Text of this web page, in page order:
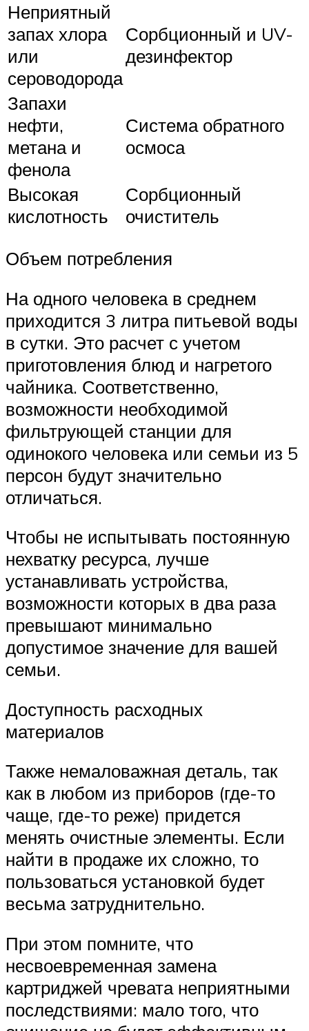
Неприятный
запах хлора
или
сероводорода
Сорбционный и UV-
дезинфектор
Запахи
нефти,
метана и
фенола
Система обратного
осмоса
Высокая
кислотность
Сорбционный
очиститель
Объем потребления
На одного человека в среднем
приходится 3 литра питьевой воды
в сутки. Это расчет с учетом
приготовления блюд и нагретого
чайника. Соответственно,
возможности необходимой
фильтрующей станции для
одинокого человека или семьи из 5
персон будут значительно
отличаться.
Чтобы не испытывать постоянную
нехватку ресурса, лучше
устанавливать устройства,
возможности которых в два раза
превышают минимально
допустимое значение для вашей
семьи.
Доступность расходных
материалов
Также немаловажная деталь, так
как в любом из приборов (где-то
чаще, где-то реже) придется
менять очистные элементы. Если
найти в продаже их сложно, то
пользоваться установкой будет
весьма затруднительно.
При этом помните, что
несвоевременная замена
картриджей чревата неприятными
последствиями: мало того, что